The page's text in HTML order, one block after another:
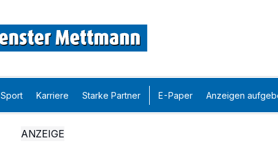
Sport Karriere Starke Partner E-Paper Anzeigen